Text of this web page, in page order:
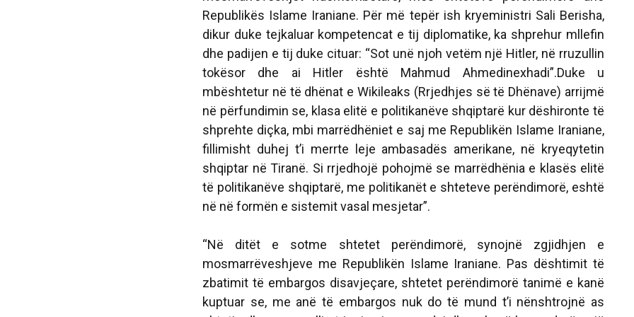
Republikës Islame Iraniane. Për më tepër ish kryeministri Sali Berisha,
dikur duke tejkaluar kompetencat e tij diplomatike, ka shprehur mllefin
dhe padijen e tij duke cituar: “Sot unë njoh vetëm një Hitler, në rruzullin
tokësor dhe ai Hitler është Mahmud Ahmedinexhadi”.Duke u
mbështetur në të dhënat e Wikileaks (Rrjedhjes së të Dhënave) arrijmë
në përfundimin se, klasa elitë e politikanëve shqiptarë kur dëshironte të
shprehte diçka, mbi marrëdhëniet e saj me Republikën Islame Iraniane,
fillimisht duhej t’i merrte leje ambasadës amerikane, në kryeqytetin
shqiptar në Tiranë. Si rrjedhojë pohojmë se marrëdhënia e klasës elitë
të politikanëve shqiptarë, me politikanët e shteteve perëndimorë, eshtë
në në formën e sistemit vasal mesjetar”.
“Në ditët e sotme shtetet perëndimorë, synojnë zgjidhjen e
mosmarrëveshjeve me Republikën Islame Iraniane. Pas dështimit të
zbatimit të embargos disavjeçare, shtetet perëndimorë tanimë e kanë
kuptuar se, me anë të embargos nuk do të mund t’i nënshtrojnë as